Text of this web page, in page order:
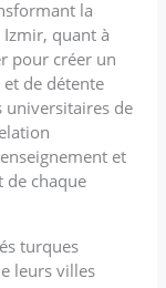
la
quant à
pour créer un
de détente
universitaires de
et
de chaque
turques
leurs villes